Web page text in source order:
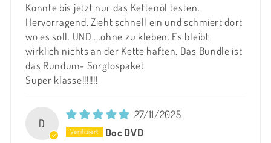
Konnte bis jetzt nur das Kettenöl testen.
Hervorragend. Zieht schnell ein und schmiert dort
wo es soll. UND....ohne zu kleben. Es bleibt
wirklich nichts an der Kette haften. Das Bundle ist
das Rundum- Sorglospaket
Super klasse!!!!!!!
D
27/11/2025
Doc DVD